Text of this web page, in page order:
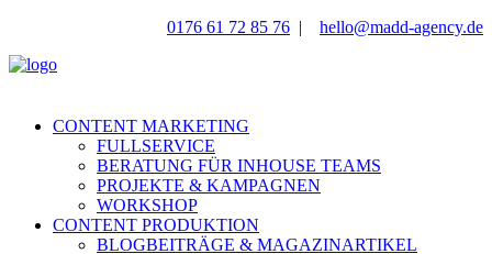
0176 61 72 85 76 | hello@madd-agency.de
CONTENT MARKETING
FULLSERVICE
BERATUNG FÜR INHOUSE TEAMS
PROJEKTE & KAMPAGNEN
WORKSHOP
CONTENT PRODUKTION
BLOGBEITRÄGE & MAGAZINARTIKEL